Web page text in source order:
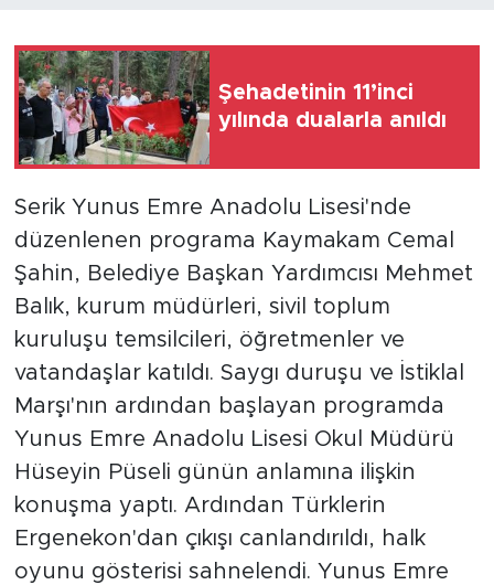
Şehadetinin 11’inci
yılında dualarla anıldı
Serik Yunus Emre Anadolu Lisesi'nde
düzenlenen programa Kaymakam Cemal
Şahin, Belediye Başkan Yardımcısı Mehmet
Balık, kurum müdürleri, sivil toplum
kuruluşu temsilcileri, öğretmenler ve
vatandaşlar katıldı. Saygı duruşu ve İstiklal
Marşı'nın ardından başlayan programda
Yunus Emre Anadolu Lisesi Okul Müdürü
Hüseyin Püseli günün anlamına ilişkin
konuşma yaptı. Ardından Türklerin
Ergenekon'dan çıkışı canlandırıldı, halk
oyunu gösterisi sahnelendi. Yunus Emre